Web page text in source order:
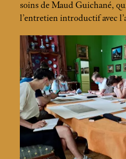
soins de Maud Guichané,
l’entretien introductif avec